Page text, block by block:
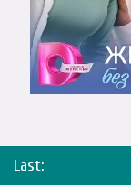
Last: